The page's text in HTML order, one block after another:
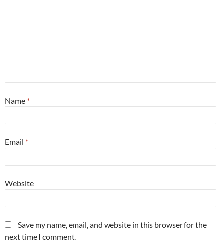
Name *
Email *
Website
Save my name, email, and website in this browser for the
next time I comment.